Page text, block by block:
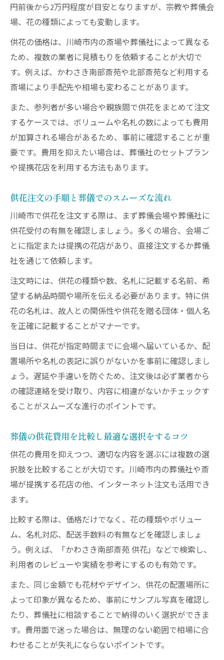
円前後から2万円程度が目安となりますが、宗教や葬儀会
場、花の種類によっても変動します。
供花の価格は、川崎市内の斎場や葬儀社によって異なる
ため、複数の業者に見積もりを依頼することが大切で
す。例えば、かわさき南部斎苑や北部斎苑など利用する
斎場により手配先や相場も変わることがあります。
また、参列者が多い場合や親族間で供花をまとめて注文
するケースでは、ボリュームや名札の数によっても費用
が加算される場合があるため、事前に確認することが重
要です。費用を抑えたい場合は、葬儀社のセットプラン
や提携花店を利用する方法もあります。
供花注文の手順と葬儀でのスムーズな流れ
川崎市で供花を注文する際は、まず葬儀会場や葬儀社に
供花受付の有無を確認しましょう。多くの場合、会場ご
とに指定または提携の花店があり、直接注文するか葬儀
社を通じて依頼します。
注文時には、供花の種類や数、名札に記載する名前、希
望する納品時間や場所を伝える必要があります。特に供
花の名札は、故人との関係性や供花を贈る団体・個人名
を正確に記載することがマナーです。
当日は、供花が指定時間までに会場へ届いているか、配
置場所や名札の表記に誤りがないかを事前に確認しまし
ょう。遅延や手違いを防ぐため、注文後は必ず業者から
の確認連絡を受け取り、内容に相違がないかチェックす
ることがスムーズな進行のポイントです。
葬儀の供花費用を比較し最適な選択をするコツ
供花の費用を抑えつつ、適切な内容を選ぶには複数の選
択肢を比較することが大切です。川崎市内の葬儀社や斎
場が提携する花店の他、インターネット注文も活用でき
ます。
比較する際は、価格だけでなく、花の種類やボリュー
ム、名札対応、配送手数料の有無などを確認しましょ
う。例えば、「かわさき南部斎苑 供花」などで検索し、
利用者のレビューや実績を参考にするのも有効です。
また、同じ金額でも花材やデザイン、供花の配置場所に
よって印象が異なるため、事前にサンプル写真を確認し
たり、葬儀社に相談することで納得のいく選択ができま
す。費用面で迷った場合は、無理のない範囲で相場に合
わせることが失礼にならないポイントです。